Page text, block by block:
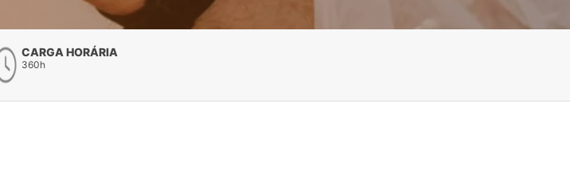
CARGA HORÁRIA
360h